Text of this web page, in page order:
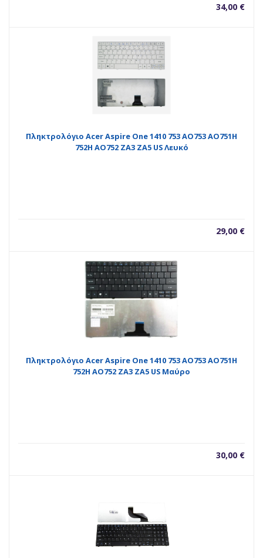
34,00 €
Πληκτρολόγιο Acer Aspire One 1410 753 AO753 AO751H
752H AO752 ZA3 ZA5 US Λευκό
29,00 €
Πληκτρολόγιο Acer Aspire One 1410 753 AO753 AO751H
752H AO752 ZA3 ZA5 US Μαύρο
30,00 €